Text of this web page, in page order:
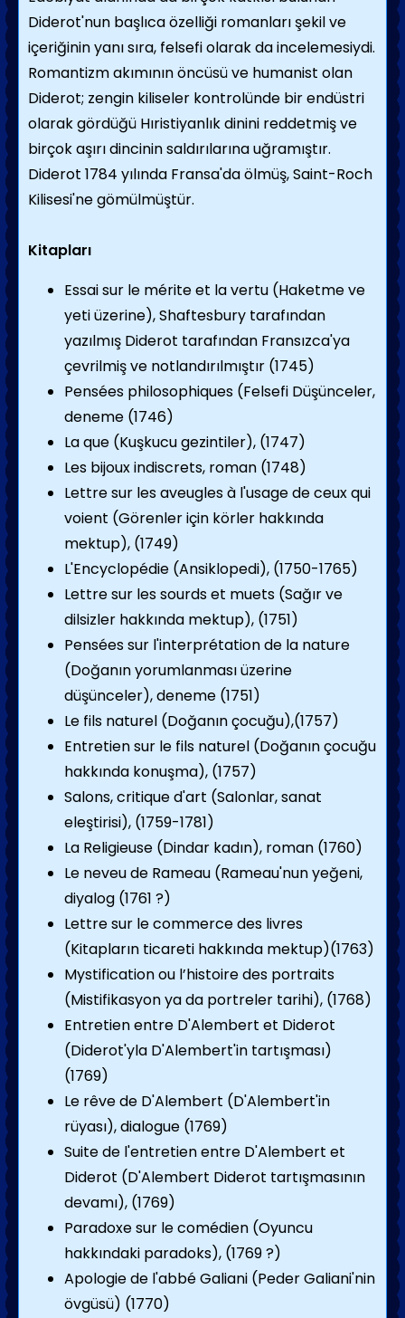
Diderot'nun başlıca özelliği romanları şekil ve
içeriğinin yanı sıra, felsefi olarak da incelemesiydi.
Romantizm akımının öncüsü ve humanist olan
Diderot; zengin kiliseler kontrolünde bir endüstri
olarak gördüğü Hıristiyanlık dinini reddetmiş ve
birçok aşırı dincinin saldırılarına uğramıştır.
Diderot 1784 yılında Fransa'da ölmüş, Saint-Roch
Kilisesi'ne gömülmüştür.
Kitapları
Essai sur le mérite et la vertu (Haketme ve
yeti üzerine), Shaftesbury tarafından
yazılmış Diderot tarafından Fransızca'ya
çevrilmiş ve notlandırılmıştır (1745)
Pensées philosophiques (Felsefi Düşünceler,
deneme (1746)
La que (Kuşkucu gezintiler), (1747)
Les bijoux indiscrets, roman (1748)
Lettre sur les aveugles à l'usage de ceux qui
voient (Görenler için körler hakkında
mektup), (1749)
L'Encyclopédie (Ansiklopedi), (1750-1765)
Lettre sur les sourds et muets (Sağır ve
dilsizler hakkında mektup), (1751)
Pensées sur l'interprétation de la nature
(Doğanın yorumlanması üzerine
düşünceler), deneme (1751)
Le fils naturel (Doğanın çocuğu),(1757)
Entretien sur le fils naturel (Doğanın çocuğu
hakkında konuşma), (1757)
Salons, critique d'art (Salonlar, sanat
eleştirisi), (1759-1781)
La Religieuse (Dindar kadın), roman (1760)
Le neveu de Rameau (Rameau'nun yeğeni,
diyalog (1761 ?)
Lettre sur le commerce des livres
(Kitapların ticareti hakkında mektup)(1763)
Mystification ou l’histoire des portraits
(Mistifikasyon ya da portreler tarihi), (1768)
Entretien entre D'Alembert et Diderot
(Diderot'yla D'Alembert'in tartışması)
(1769)
Le rêve de D'Alembert (D'Alembert'in
rüyası), dialogue (1769)
Suite de l'entretien entre D'Alembert et
Diderot (D'Alembert Diderot tartışmasının
devamı), (1769)
Paradoxe sur le comédien (Oyuncu
hakkındaki paradoks), (1769 ?)
Apologie de l'abbé Galiani (Peder Galiani'nin
övgüsü) (1770)